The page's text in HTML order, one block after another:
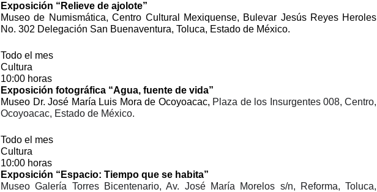
Exposición “Relieve de ajolote”
Museo de Numismática, Centro Cultural Mexiquense, Bulevar Jesús Reyes Heroles
No. 302 Delegación San Buenaventura, Toluca, Estado de México.
Todo el mes
Cultura
10:00 horas
Exposición fotográfica “Agua, fuente de vida”
Museo Dr. José María Luis Mora de Ocoyoacac, Plaza de los Insurgentes 008, Centro,
Ocoyoacac, Estado de México.
Todo el mes
Cultura
10:00 horas
Exposición “Espacio: Tiempo que se habita”
Museo Galería Torres Bicentenario, Av. José María Morelos s/n, Reforma, Toluca,